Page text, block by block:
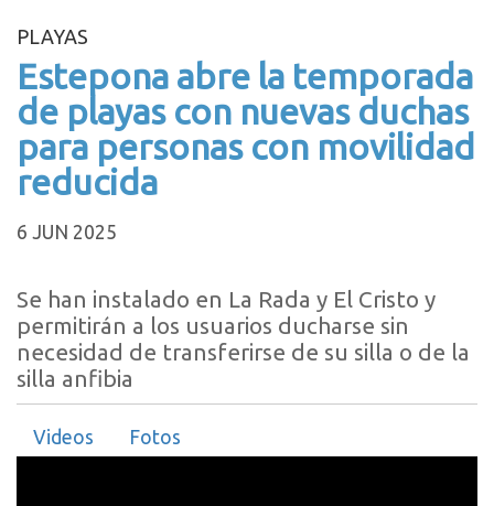
PLAYAS
Estepona abre la temporada
de playas con nuevas duchas
para personas con movilidad
reducida
6 JUN 2025
Se han instalado en La Rada y El Cristo y
permitirán a los usuarios ducharse sin
necesidad de transferirse de su silla o de la
silla anfibia
Videos Fotos